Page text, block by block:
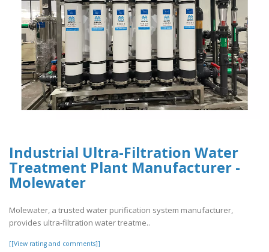
Industrial Ultra-Filtration Water
Treatment Plant Manufacturer -
Molewater
Molewater, a trusted water purification system manufacturer,
provides ultra-filtration water treatme..
[[View rating and comments]]